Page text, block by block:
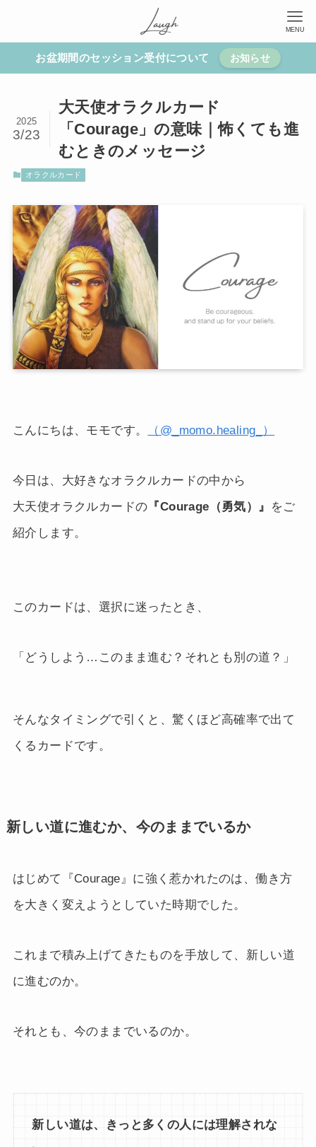
MENU
お盆期間のセッション受付について お知らせ
大天使オラクルカード
「Courage」の意味｜怖くても進
むときのメッセージ
2025
3/23
オラクルカード
こんにちは、モモです。 （@_momo.healing_）
今日は、大好きなオラクルカードの中から
大天使オラクルカードの 『Courage（勇気）』
をご
紹介します。
このカードは、選択に迷ったとき、
「どうしよう…このまま進む？それとも別の道？」
そんなタイミングで引くと、驚くほど高確率で出て
くるカードです。
新しい道に進むか、今のままでいるか
はじめて『Courage』に強く惹かれたのは、働き方
を大きく変えようとしていた時期でした。
これまで積み上げてきたものを手放して、新しい道
に進むのか。
それとも、今のままでいるのか。
新しい道は、きっと多くの人には理解されな